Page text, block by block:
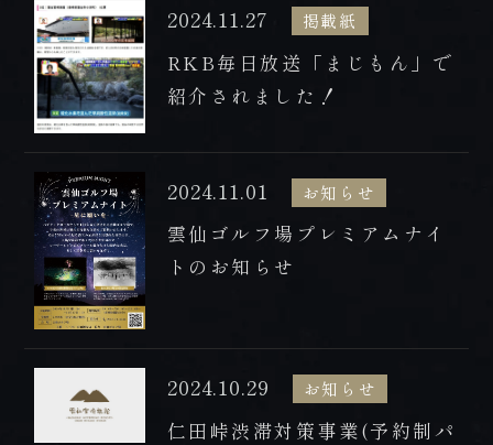
〒854-0621 長崎県雲仙市小浜町雲仙320番地
FAX 0957-73-2313
お知らせ
プライバシーポリシー・宿泊約款
2024.11.27 掲載紙
RKB毎日放送「まじもん」で
紹介されました！
2024.11.01 お知らせ
雲仙ゴルフ場プレミアムナイ
トのお知らせ
2024.10.29 お知らせ
仁田峠渋滞対策事業(予約制パ